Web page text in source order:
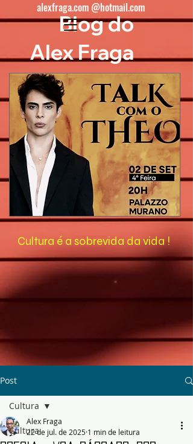
Cultura é a sobrevida da vida !
Blog do
Alex Fraga
alexfraga.com @hotmail.com
Post
Cultura
Cultura
Alex Fraga
22 de jul. de 2025 1 min de leitura